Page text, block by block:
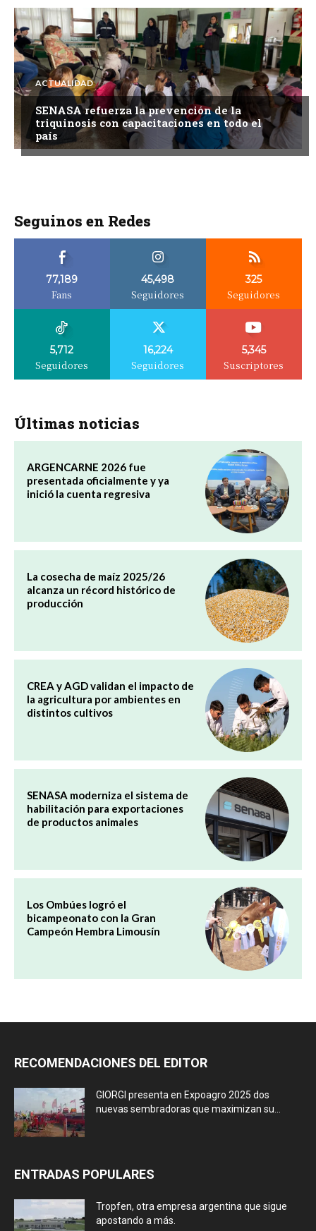
ACTUALIDAD
SENASA refuerza la prevención de la
triquinosis con capacitaciones en todo el
país
Seguinos en Redes
77,189
Fans
45,498
Seguidores
325
Seguidores
5,712
Seguidores
16,224
Seguidores
5,345
Suscriptores
Últimas noticias
ARGENCARNE 2026 fue
presentada oficialmente y ya
inició la cuenta regresiva
La cosecha de maíz 2025/26
alcanza un récord histórico de
producción
CREA y AGD validan el impacto de
la agricultura por ambientes en
distintos cultivos
SENASA moderniza el sistema de
habilitación para exportaciones
de productos animales
Los Ombúes logró el
bicampeonato con la Gran
Campeón Hembra Limousín
RECOMENDACIONES DEL EDITOR
GIORGI presenta en Expoagro 2025 dos
nuevas sembradoras que maximizan su...
ENTRADAS POPULARES
Tropfen, otra empresa argentina que sigue
apostando a más.